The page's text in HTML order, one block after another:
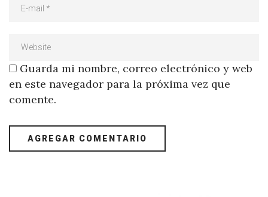
Guarda mi nombre, correo electrónico y web
en este navegador para la próxima vez que
comente.